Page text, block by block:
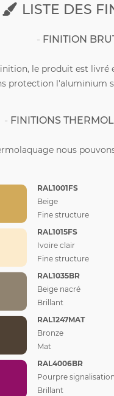
LISTE DES
FINITION
le produit est livré
protection l'aluminium
FINITIONS
nous
RAL1001FS
Beige
Fine structure
RAL1015FS
Ivoire clair
Fine structure
RAL1035BR
Beige nacré
Brillant
RAL1247MAT
Bronze
Mat
RAL4006BR
Pourpre signalisation
Brillant